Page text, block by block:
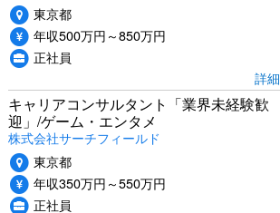
東京都
年収500万円～850万円
正社員
詳細
キャリアコンサルタント「業界未経験歓
迎」/ゲーム・エンタメ
株式会社サーチフィールド
東京都
年収350万円～550万円
正社員